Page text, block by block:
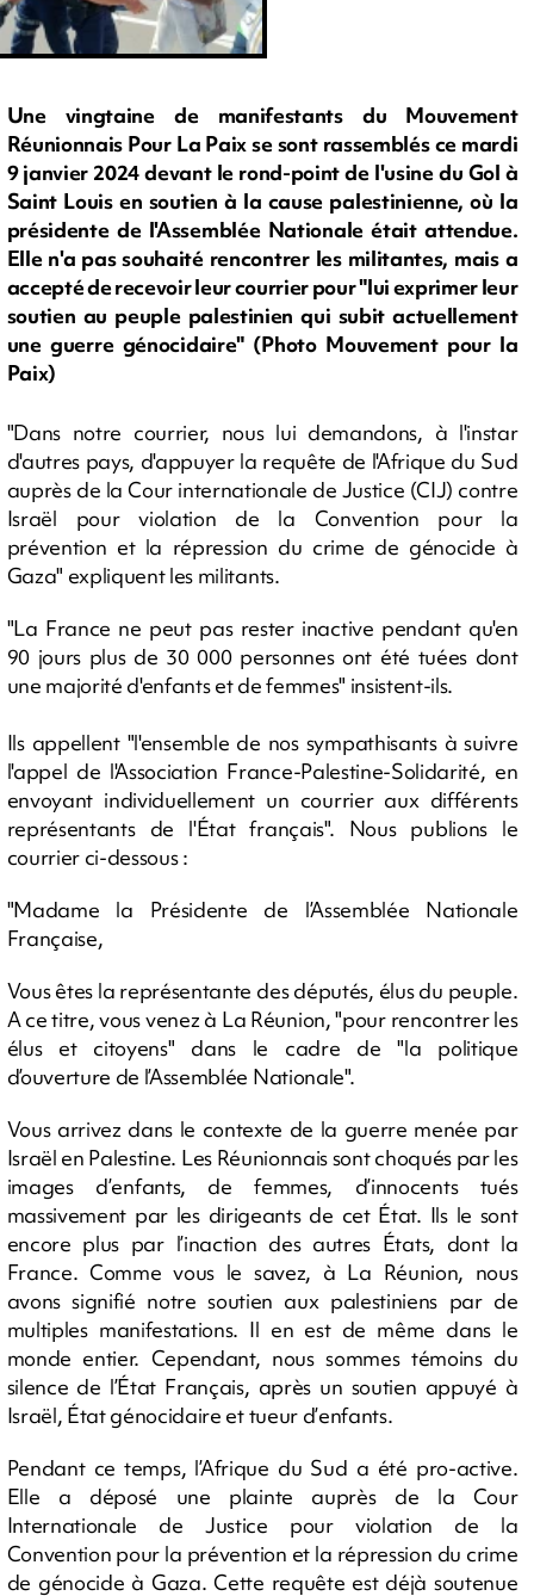
Une vingtaine de manifestants du Mouvement
Réunionnais Pour La Paix se sont rassemblés ce mardi
9 janvier 2024 devant le rond-point de l'usine du Gol à
Saint Louis en soutien à la cause palestinienne, où la
présidente de l'Assemblée Nationale était attendue.
Elle n'a pas souhaité rencontrer les militantes, mais a
accepté de recevoir leur courrier pour "lui exprimer leur
soutien au peuple palestinien qui subit actuellement
une guerre génocidaire" (Photo Mouvement pour la
Paix)
"Dans notre courrier, nous lui demandons, à l'instar
d'autres pays, d'appuyer la requête de l'Afrique du Sud
auprès de la Cour internationale de Justice (CIJ) contre
Israël pour violation de la Convention pour la
prévention et la répression du crime de génocide à
Gaza" expliquent les militants.
"La France ne peut pas rester inactive pendant qu'en
90 jours plus de 30 000 personnes ont été tuées dont
une majorité d'enfants et de femmes" insistent-ils.
Ils appellent "l'ensemble de nos sympathisants à suivre
l'appel de l'Association France-Palestine-Solidarité, en
envoyant individuellement un courrier aux différents
représentants de l'État français". Nous publions le
courrier ci-dessous :
"Madame la Présidente de l’Assemblée Nationale
Française,
Vous êtes la représentante des députés, élus du peuple.
A ce titre, vous venez à La Réunion, "pour rencontrer les
élus et citoyens" dans le cadre de "la politique
d’ouverture de l’Assemblée Nationale".
Vous arrivez dans le contexte de la guerre menée par
Israël en Palestine. Les Réunionnais sont choqués par les
images d’enfants, de femmes, d’innocents tués
massivement par les dirigeants de cet État. Ils le sont
encore plus par l’inaction des autres États, dont la
France. Comme vous le savez, à La Réunion, nous
avons signifié notre soutien aux palestiniens par de
multiples manifestations. Il en est de même dans le
monde entier. Cependant, nous sommes témoins du
silence de l’État Français, après un soutien appuyé à
Israël, État génocidaire et tueur d’enfants.
Pendant ce temps, l’Afrique du Sud a été pro-active.
Elle a déposé une plainte auprès de la Cour
Internationale de Justice pour violation de la
Convention pour la prévention et la répression du crime
de génocide à Gaza. Cette requête est déjà soutenue